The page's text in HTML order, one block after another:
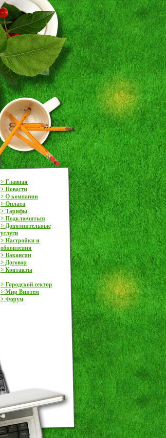
> Главная
> Новости
> О компании
> Оплата
> Тарифы
> Подключиться
> Дополнительные
услуги
> Настройки и
обновления
> Вакансии
> Договор
> Контакты
> Городской сектор
> Мир Винтем
> Форум